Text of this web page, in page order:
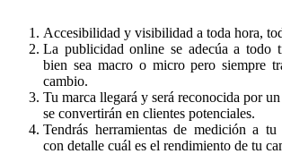
Accesibilidad y visibilidad a toda hora,
La publicidad online se adecúa a todo
bien sea macro o micro pero siempre
cambio.
Tu marca llegará y será reconocida por
se convertirán en clientes potenciales.
Tendrás herramientas de medición a tu
con detalle cuál es el rendimiento de tu